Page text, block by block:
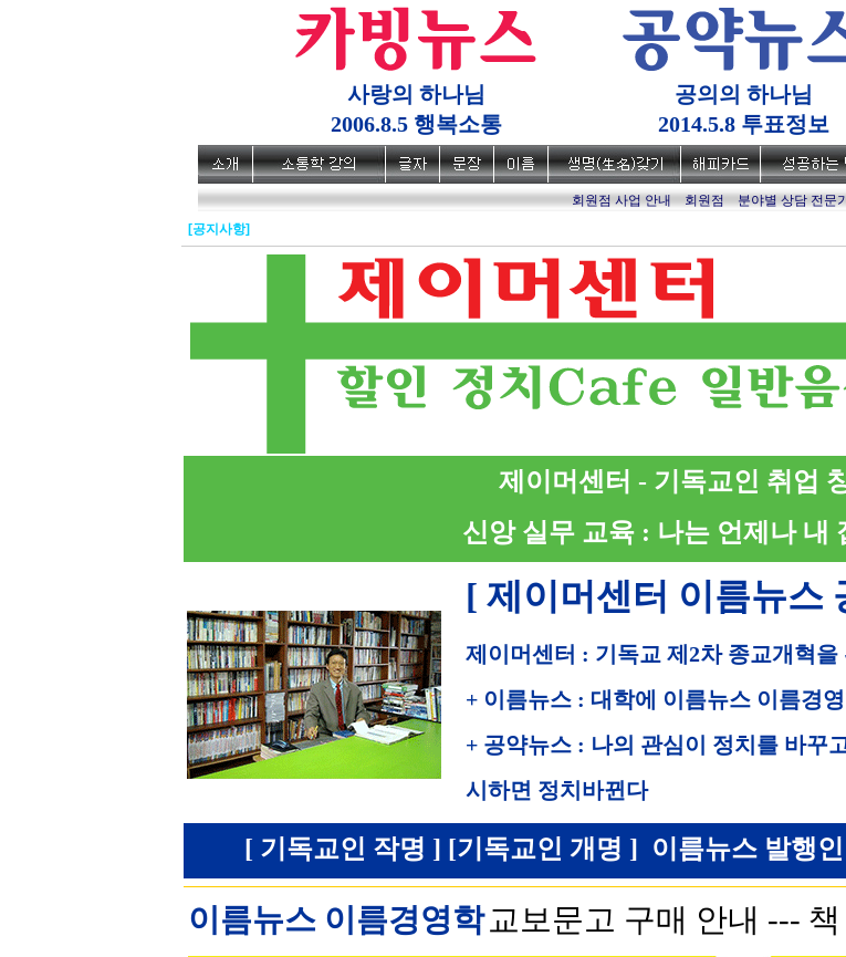
사랑의 하나님
2006.8.5 행복소통
공의의 하나님
2014.5.8 투표정보
회원점 사업 안내 회원점 분야별 상담 전문
[공지사항]
제이머센터 - 기독교인 취업
신앙 실무 교육 : 나는 언제나 내
[ 제이머센터 이름뉴스
제이머센터 : 기독교 제2차 종교개혁
+ 이름뉴스 : 대학에 이름뉴스 이름경
+ 공약뉴스 : 나의 관심이 정치를 바꾸
시하면 정치바뀐다
[ 기독교인 작명 ] [기독교인 개명 ] 이름뉴스 발행인
이름뉴스 이름경영학 교보문고 구매 안내 ---